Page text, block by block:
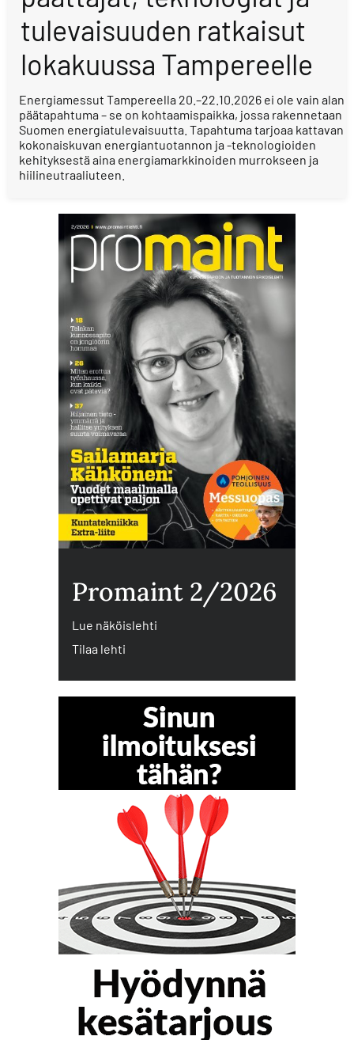
tulevaisuuden ratkaisut
lokakuussa Tampereelle
Energiamessut Tampereella 20.–22.10.2026 ei ole vain alan
päätapahtuma – se on kohtaamispaikka, jossa rakennetaan
Suomen energiatulevaisuutta. Tapahtuma tarjoaa kattavan
kokonaiskuvan energiantuotannon ja -teknologioiden
kehityksestä aina energiamarkkinoiden murrokseen ja
hiilineutraaliuteen.
Promaint 2/2026
Lue näköislehti
Tilaa lehti